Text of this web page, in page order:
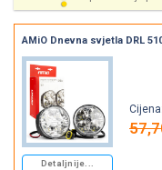
Detaljnije...
AMiO Dnevna svjetla DRL
Cijena: